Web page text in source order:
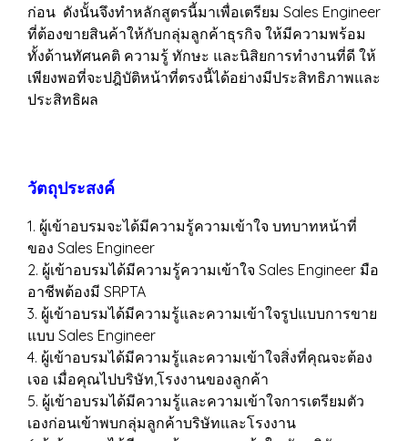
ก่อน ดังนั้นจึงทำหลักสูตรนี้มาเพื่อเตรียม Sales Engineer
ที่ต้องขายสินค้าให้กับกลุ่มลูกค้าธุรกิจ ให้มีความพร้อม
ทั้งด้านทัศนคติ ความรู้ ทักษะ และนิสิยการทำงานที่ดี ให้
เพียงพอที่จะปฎิบัติหน้าที่ตรงนี้ได้อย่างมีประสิทธิภาพและ
ประสิทธิผล
วัตถุประสงค์
1. ผู้เข้าอบรมจะได้มีความรู้ความเข้าใจ บทบาทหน้าที่
ของ Sales Engineer
2. ผู้เข้าอบรมได้มีความรู้ความเข้าใจ Sales Engineer มือ
อาชีพต้องมี SRPTA
3. ผู้เข้าอบรมได้มีความรู้และความเข้าใจรูปแบบการขาย
แบบ Sales Engineer
4. ผู้เข้าอบรมได้มีความรู้และความเข้าใจสิ่งที่คุณจะต้อง
เจอ เมื่อคุณไปบริษัท,โรงงานของลูกค้า
5. ผู้เข้าอบรมได้มีความรู้และความเข้าใจการเตรียมตัว
เองก่อนเข้าพบกลุ่มลูกค้าบริษัทและโรงงาน